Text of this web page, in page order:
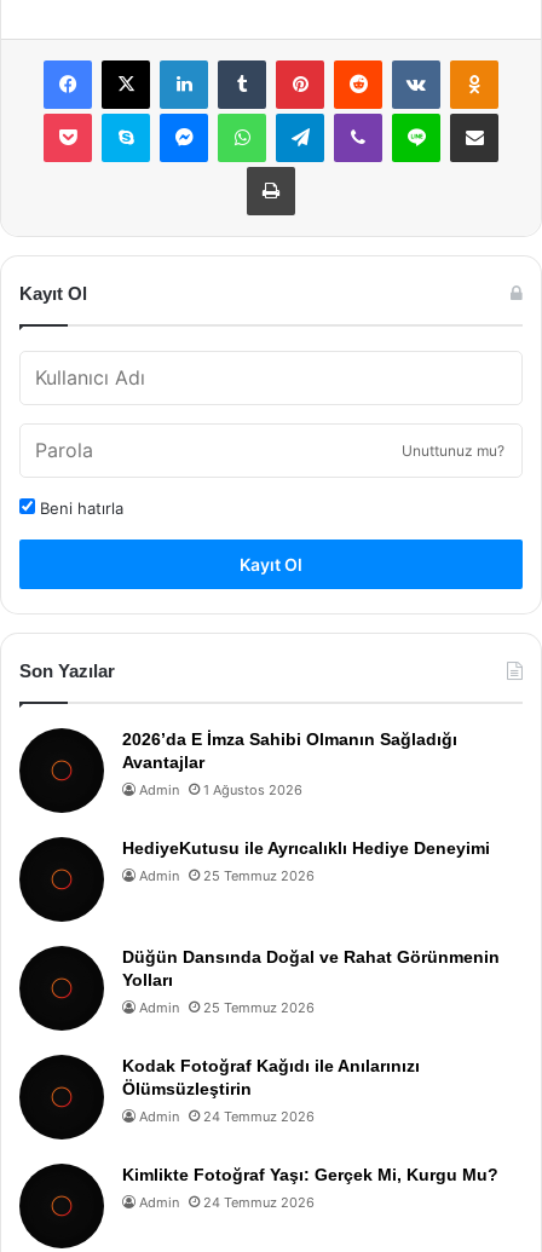
Facebook
X LinkedInTumblr PinterestReddit VKontakte
Pocket Skype MessengerWhatsAppTelegramViber Line E-Posta ile
Yazdır
Kayıt Ol
Unuttunuz mu?
Beni hatırla
Kayıt Ol
Son Yazılar
2026’da E İmza Sahibi Olmanın Sağladığı
Avantajlar
Admin 1 Ağustos 2026
HediyeKutusu ile Ayrıcalıklı Hediye Deneyimi
Admin 25 Temmuz 2026
Düğün Dansında Doğal ve Rahat Görünmenin
Yolları
Admin 25 Temmuz 2026
Kodak Fotoğraf Kağıdı ile Anılarınızı
Ölümsüzleştirin
Admin 24 Temmuz 2026
Kimlikte Fotoğraf Yaşı: Gerçek Mi, Kurgu Mu?
Admin 24 Temmuz 2026